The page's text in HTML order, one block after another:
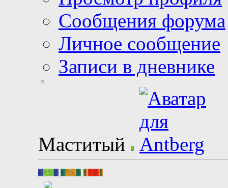
Сообщения форума
Личное сообщение
Записи в дневнике
Маститый